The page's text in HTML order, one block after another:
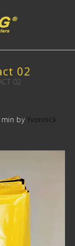
02
02
by Yvonnick